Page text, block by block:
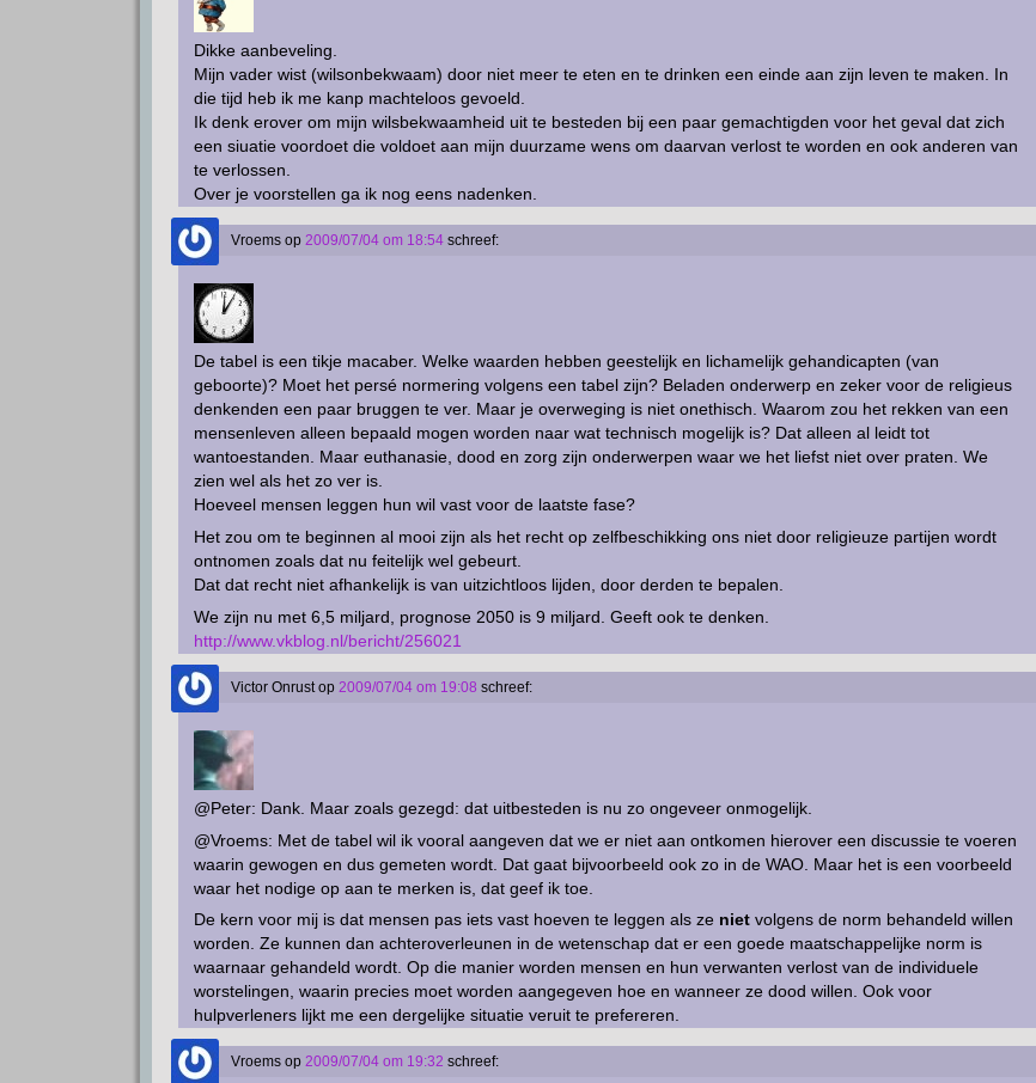
Dikke aanbeveling.
Mijn vader wist (wilsonbekwaam) door niet meer te eten en te drinken een einde aan zijn leven te maken. In
die tijd heb ik me kanp machteloos gevoeld.
Ik denk erover om mijn wilsbekwaamheid uit te besteden bij een paar gemachtigden voor het geval dat zich
een siuatie voordoet die voldoet aan mijn duurzame wens om daarvan verlost te worden en ook anderen van
te verlossen.
Over je voorstellen ga ik nog eens nadenken.
Vroemsop 2009/07/04 om 18:54 schreef:
De tabel is een tikje macaber. Welke waarden hebben geestelijk en lichamelijk gehandicapten (van
geboorte)? Moet het persé normering volgens een tabel zijn? Beladen onderwerp en zeker voor de religieus
denkenden een paar bruggen te ver. Maar je overweging is niet onethisch. Waarom zou het rekken van een
mensenleven alleen bepaald mogen worden naar wat technisch mogelijk is? Dat alleen al leidt tot
wantoestanden. Maar euthanasie, dood en zorg zijn onderwerpen waar we het liefst niet over praten. We
zien wel als het zo ver is.
Hoeveel mensen leggen hun wil vast voor de laatste fase?
Het zou om te beginnen al mooi zijn als het recht op zelfbeschikking ons niet door religieuze partijen wordt
ontnomen zoals dat nu feitelijk wel gebeurt.
Dat dat recht niet afhankelijk is van uitzichtloos lijden, door derden te bepalen.
We zijn nu met 6,5 miljard, prognose 2050 is 9 miljard. Geeft ook te denken.
http://www.vkblog.nl/bericht/256021
Victor Onrustop 2009/07/04 om 19:08 schreef:
@Peter: Dank. Maar zoals gezegd: dat uitbesteden is nu zo ongeveer onmogelijk.
@Vroems: Met de tabel wil ik vooral aangeven dat we er niet aan ontkomen hierover een discussie te voeren
waarin gewogen en dus gemeten wordt. Dat gaat bijvoorbeeld ook zo in de WAO. Maar het is een voorbeeld
waar het nodige op aan te merken is, dat geef ik toe.
De kern voor mij is dat mensen pas iets vast hoeven te leggen als ze niet volgens de norm behandeld willen
worden. Ze kunnen dan achteroverleunen in de wetenschap dat er een goede maatschappelijke norm is
waarnaar gehandeld wordt. Op die manier worden mensen en hun verwanten verlost van de individuele
worstelingen, waarin precies moet worden aangegeven hoe en wanneer ze dood willen. Ook voor
hulpverleners lijkt me een dergelijke situatie veruit te prefereren.
Vroemsop 2009/07/04 om 19:32 schreef: